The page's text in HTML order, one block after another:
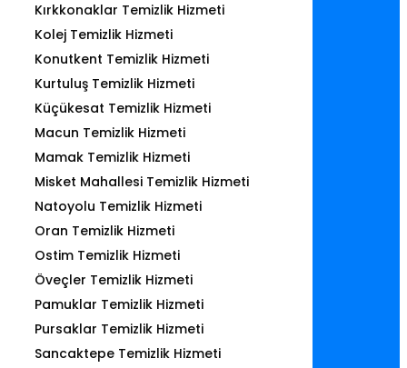
Kırkkonaklar Temizlik Hizmeti
Kolej Temizlik Hizmeti
Konutkent Temizlik Hizmeti
Kurtuluş Temizlik Hizmeti
Küçükesat Temizlik Hizmeti
Macun Temizlik Hizmeti
Mamak Temizlik Hizmeti
Misket Mahallesi Temizlik Hizmeti
Natoyolu Temizlik Hizmeti
Oran Temizlik Hizmeti
Ostim Temizlik Hizmeti
Öveçler Temizlik Hizmeti
Pamuklar Temizlik Hizmeti
Pursaklar Temizlik Hizmeti
Sancaktepe Temizlik Hizmeti